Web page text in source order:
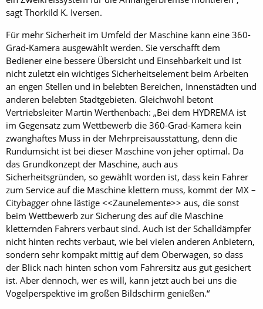
sagt Thorkild K. Iversen.
Für mehr Sicherheit im Umfeld der Maschine kann eine 360-
Grad-Kamera ausgewählt werden. Sie verschafft dem
Bediener eine bessere Übersicht und Einsehbarkeit und ist
nicht zuletzt ein wichtiges Sicherheitselement beim Arbeiten
an engen Stellen und in belebten Bereichen, Innenstädten und
anderen belebten Stadtgebieten. Gleichwohl betont
Vertriebsleiter Martin Werthenbach: „Bei dem HYDREMA ist
im Gegensatz zum Wettbewerb die 360-Grad-Kamera kein
zwanghaftes Muss in der Mehrpreisausstattung, denn die
Rundumsicht ist bei dieser Maschine von jeher optimal. Da
das Grundkonzept der Maschine, auch aus
Sicherheitsgründen, so gewählt worden ist, dass kein Fahrer
zum Service auf die Maschine klettern muss, kommt der MX –
Citybagger ohne lästige <<Zaunelemente>> aus, die sonst
beim Wettbewerb zur Sicherung des auf die Maschine
kletternden Fahrers verbaut sind. Auch ist der Schalldämpfer
nicht hinten rechts verbaut, wie bei vielen anderen Anbietern,
sondern sehr kompakt mittig auf dem Oberwagen, so dass
der Blick nach hinten schon vom Fahrersitz aus gut gesichert
ist. Aber dennoch, wer es will, kann jetzt auch bei uns die
Vogelperspektive im großen Bildschirm genießen.“